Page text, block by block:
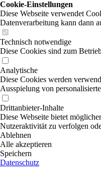
Cookie-Einstellungen
Diese Webseite verwendet
Datenverarbeitung kann dann
Technisch notwendige
Diese Cookies sind zum
Analytische
Diese Cookies werden
Ausspielung von
Drittanbieter-Inhalte
Diese Webseite bietet
Nutzeraktivität zu verfolgen
Ablehnen
Alle akzeptieren
Speichern
Datenschutz